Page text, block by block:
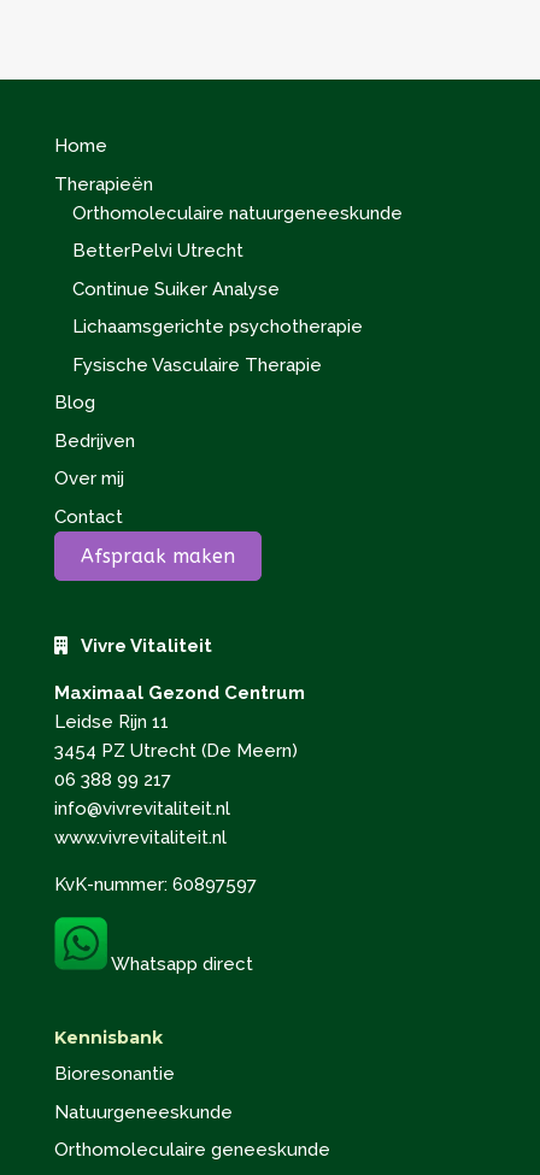
Home
Therapieën
Orthomoleculaire natuurgeneeskunde
BetterPelvi Utrecht
Continue Suiker Analyse
Lichaamsgerichte psychotherapie
Fysische Vasculaire Therapie
Blog
Bedrijven
Over mij
Contact
Afspraak maken
Vivre Vitaliteit
Maximaal Gezond Centrum
Leidse Rijn 11
3454 PZ Utrecht (De Meern)
06 388 99 217
info@vivrevitaliteit.nl
www.vivrevitaliteit.nl
KvK-nummer: 60897597
Whatsapp direct
Kennisbank
Bioresonantie
Natuurgeneeskunde
Orthomoleculaire geneeskunde